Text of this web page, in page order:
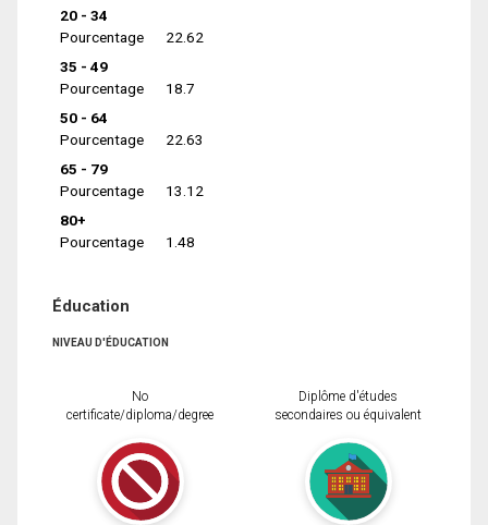
20 - 34
Pourcentage
22.62
35 - 49
Pourcentage
18.7
50 - 64
Pourcentage
22.63
65 - 79
Pourcentage
13.12
80+
Pourcentage
1.48
Éducation
NIVEAU D'ÉDUCATION
No
certificate/diploma/degree
Diplôme d'études
secondaires ou équivalent